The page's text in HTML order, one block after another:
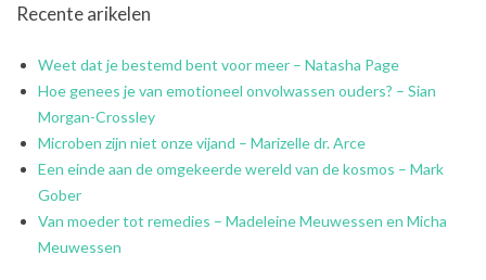
Recente arikelen
Weet dat je bestemd bent voor meer – Natasha Page
Hoe genees je van emotioneel onvolwassen ouders? – Sian
Morgan-Crossley
Microben zijn niet onze vijand – Marizelle dr. Arce
Een einde aan de omgekeerde wereld van de kosmos – Mark
Gober
Van moeder tot remedies – Madeleine Meuwessen en Micha
Meuwessen